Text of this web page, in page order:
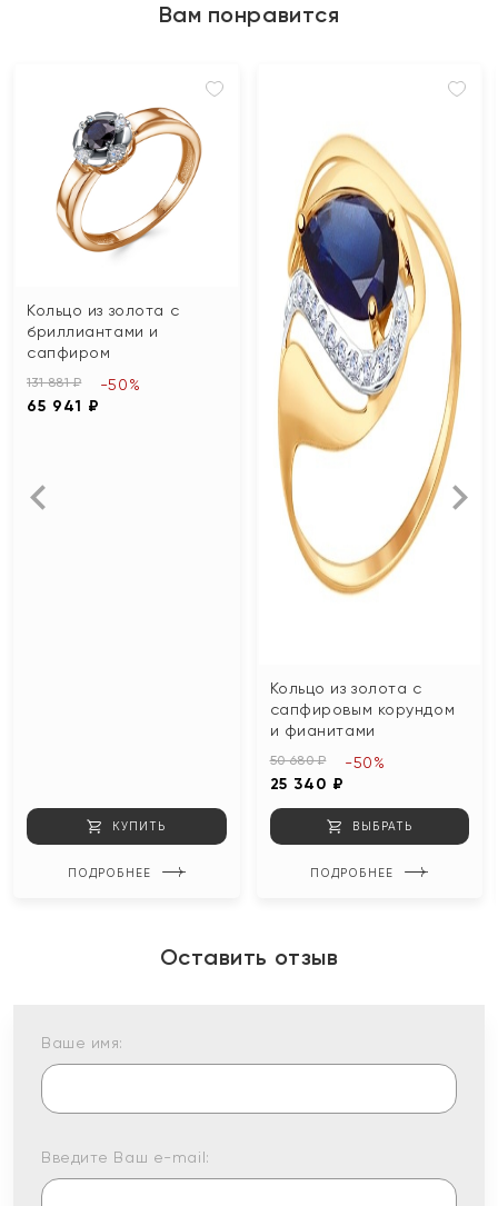
Вам понравится
Кольцо из золота с
бриллиантами и
сапфиром
131 881 ₽
65 941 ₽
-50%
КУПИТЬ
ПОДРОБНЕЕ
Кольцо из золота с
сапфировым корундом
и фианитами
50 680 ₽
25 340 ₽
-50%
ВЫБРАТЬ
ПОДРОБНЕЕ
Оставить отзыв
Ваше имя:
Введите Ваш e-mail: